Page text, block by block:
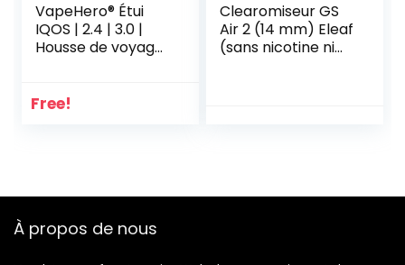
VapeHero® Étui
IQOS | 2.4 | 3.0 |
Housse de voyage
Résistant à l’eau et
Free!
Clearomiseur GS
Air 2 (14 mm) Eleaf
(sans nicotine ni
À propos de nous